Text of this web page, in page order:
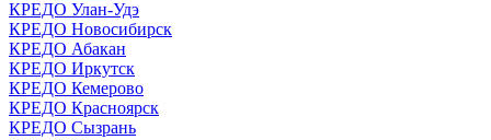
КРЕДО Улан-Удэ
КРЕДО Новосибирск
КРЕДО Абакан
КРЕДО Иркутск
КРЕДО Кемерово
КРЕДО Красноярск
КРЕДО Сызрань